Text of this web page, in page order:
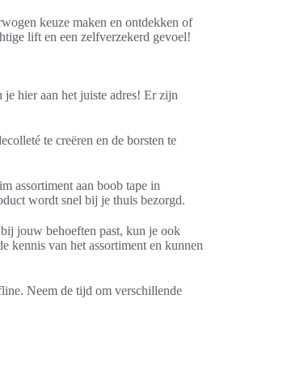
keuze maken en ontdekken of
lift en een zelfverzekerd gevoel!
hier aan het juiste adres! Er zijn
te creëren en de borsten te
assortiment aan boob tape in
wordt snel bij je thuis bezorgd.
jouw behoeften past, kun je ook
kennis van het assortiment en kunnen
Neem de tijd om verschillende